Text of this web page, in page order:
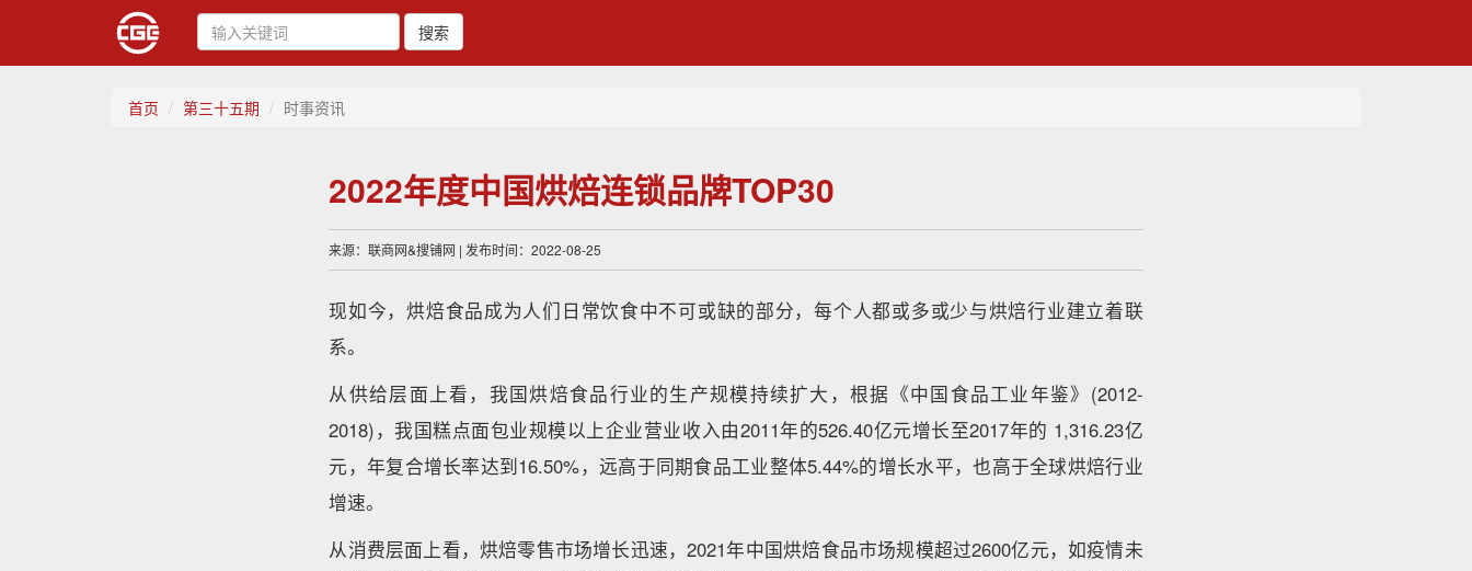
搜索
首页 第三十五期 时事资讯
2022年度中国烘焙连锁品牌TOP30
来源：联商网&搜铺网 | 发布时间：2022-08-25
现如今，烘焙食品成为人们日常饮食中不可或缺的部分，每个人都或多或少与烘焙行业建立着联
系。
从供给层面上看，我国烘焙食品行业的生产规模持续扩大，根据《中国食品工业年鉴》(2012-
2018)，我国糕点面包业规模以上企业营业收入由2011年的526.40亿元增长至2017年的 1,316.23亿
元，年复合增长率达到16.50%，远高于同期食品工业整体5.44%的增长水平，也高于全球烘焙行业
增速。
从消费层面上看，烘焙零售市场增长迅速，2021年中国烘焙食品市场规模超过2600亿元，如疫情未